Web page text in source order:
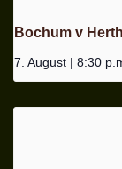
Bochum v
7. August | 8:30